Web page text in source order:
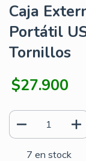
Caja
Portátil
Tornillos
$27.900
7 en stock